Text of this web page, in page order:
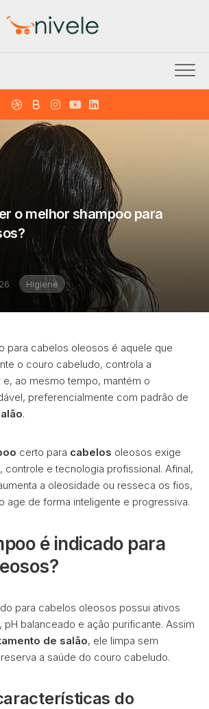
o melhor shampoo para
Higiene
para cabelos oleosos é aquele que
o couro cabeludo, controla a
e, ao mesmo tempo, mantém o
preferencialmente com padrão de
.
certo para cabelos oleosos exige
e tecnologia profissional. Afinal,
a oleosidade ou resseca os fios,
age de forma inteligente e progressiva.
é indicado para
para cabelos oleosos possui ativos
balanceado e ação purificante. Assim
de salão, ele limpa sem
a saúde do couro cabeludo.
do